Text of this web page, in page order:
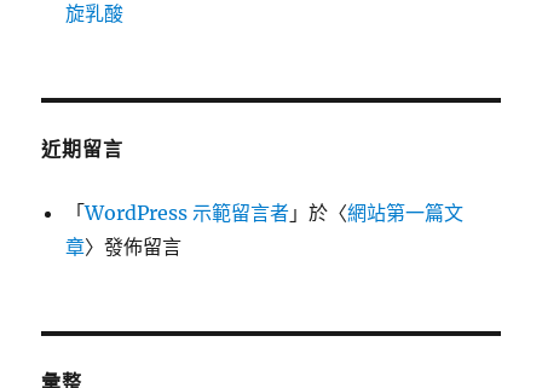
旋乳酸
近期留言
「WordPress 示範留言者 」於〈網站第一篇文
章〉發佈留言
彙整